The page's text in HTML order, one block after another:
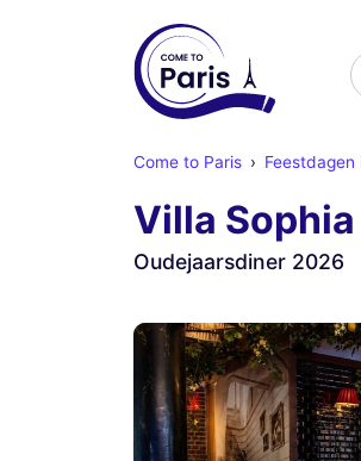
Come to Paris Feestdagen
Villa
Oudejaarsdiner 2026